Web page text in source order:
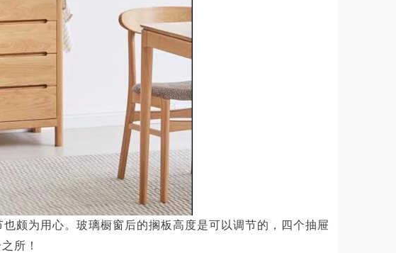
颇为用心。玻璃橱窗后的搁板高度是可以调节的，四个抽屉
所！